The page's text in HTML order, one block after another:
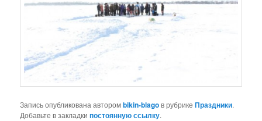
Запись опубликована авторомbikin-blagoв рубрикеПраздники.
Добавьте в закладкипостоянную ссылку.